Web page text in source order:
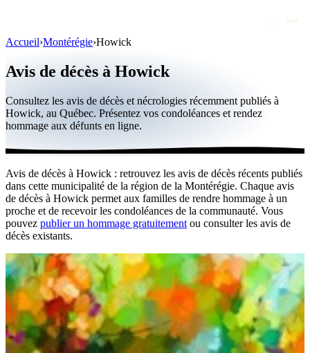
Personnalités publiques
Québec
Canada
International
Par région
Par ville
Maisons funéraires
Éternea
Blog
Publier un avis
Accueil›Montérégie›Howick
Avis de décès à Howick
Consultez les avis de décès et nécrologies récemment publiés à
Howick, au Québec. Présentez vos condoléances et rendez
hommage aux défunts en ligne.
Avis de décès à Howick : retrouvez les avis de décès récents publiés
dans cette municipalité de la région de la Montérégie. Chaque avis
de décès à Howick permet aux familles de rendre hommage à un
proche et de recevoir les condoléances de la communauté. Vous
pouvez publier un hommage gratuitement ou consulter les avis de
décès existants.